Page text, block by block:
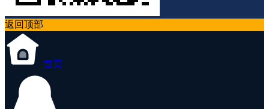
返回顶部
首页